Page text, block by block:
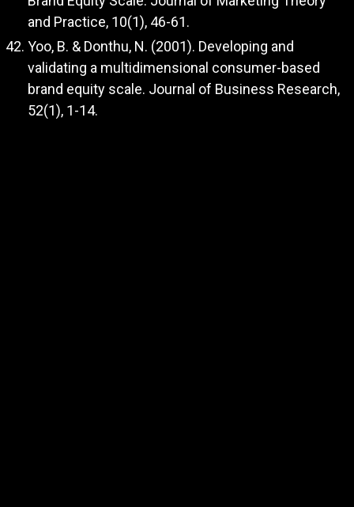
and Practice, 10(1), 46-61.
Yoo, B. & Donthu, N. (2001). Developing and
validating a multidimensional consumer-based
brand equity scale. Journal of Business Research,
52(1), 1-14.